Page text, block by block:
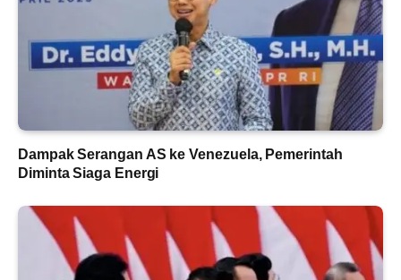
Dampak Serangan AS ke Venezuela, Pemerintah
Diminta Siaga Energi